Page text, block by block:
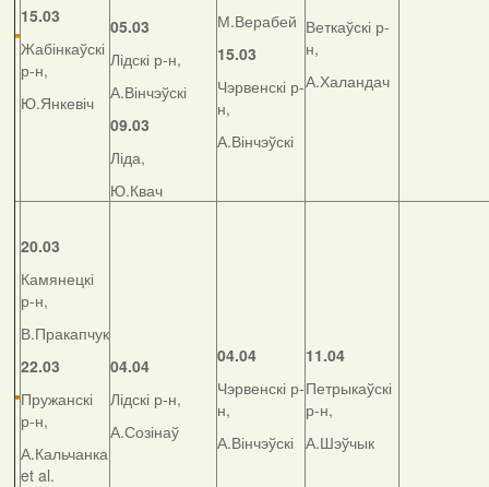
15.03
Жабінкаўскі
р-н,
Ю.Янкевіч
05.03
Лідскі р-н,
А.Вінчэўскі
09.03
Ліда,
Ю.Квач
М.Верабей
15.03
Чэрвенскі р-
н,
А.Вінчэўскі
Веткаўскі р-
н,
А.Халандач
20.03
Камянецкі
р-н,
В.Пракапчук
22.03
Пружанскі
р-н,
А.Кальчанка
et al.
04.04
Лідскі р-н,
А.Созінаў
04.04
Чэрвенскі р-
н,
А.Вінчэўскі
11.04
Петрыкаўскі
р-н,
А.Шэўчык